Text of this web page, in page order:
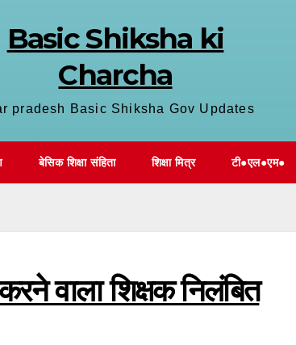
Basic Shiksha ki
Charcha
pradesh Basic Shiksha Gov Updates
बेसिक शिक्षा संहिता शिक्षा मित्र टी●एल●एम●
वाला शिक्षक निलंबित